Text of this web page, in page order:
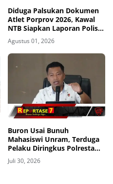
Diduga Palsukan Dokumen
Atlet Porprov 2026, Kawal
NTB Siapkan Laporan Polisi
ke Polda NTB
Agustus 01, 2026
Buron Usai Bunuh
Mahasiswi Unram, Terduga
Pelaku Diringkus Polresta
Mataram di Gomong
Juli 30, 2026